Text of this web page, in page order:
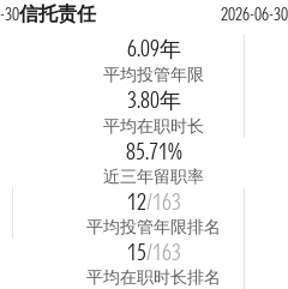
30信托责任 2026-06-30
6.09年
平均投管年限
3.80年
平均在职时长
85.71%
近三年留职率
12/163
平均投管年限排名
15/163
平均在职时长排名